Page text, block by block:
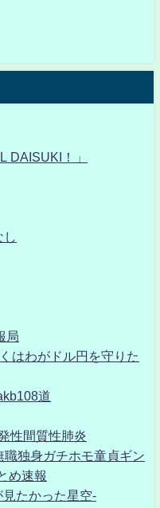
DAISUKI！」
し
局
はわがドル円を守りた
道
性間質性肺炎
独身ガチホモ童貞ギン
め速報
たかった星空-